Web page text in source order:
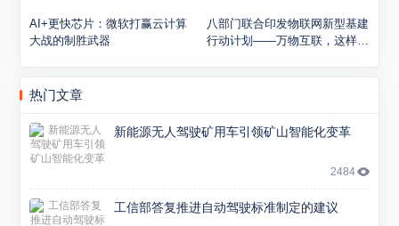
AI+更快芯片：微软打赢云计算
大战的制胜武器
八部门联合印发物联网新型基建
行动计划——万物互联，这样打
热门文章
新能源无人驾驶矿用车引领矿山智能化变革
2484
工信部答复推进自动驾驶标准制定的建议